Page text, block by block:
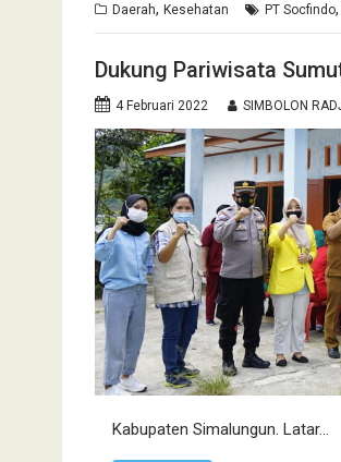
Daerah, Kesehatan PT Socfindo,
Dukung Pariwisata
4 Februari 2022 SIMBOLON
Kabupaten Simalungun. Latar…